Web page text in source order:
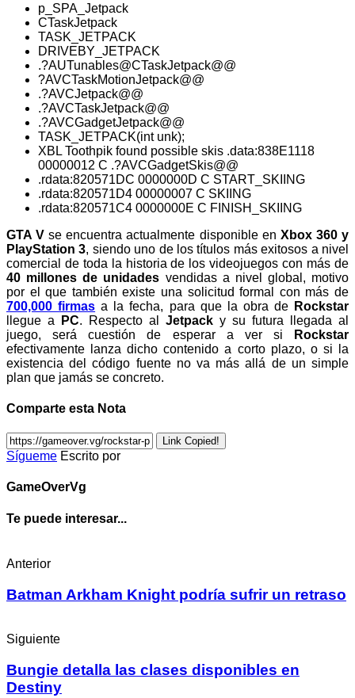
p_SPA_Jetpack
CTaskJetpack
TASK_JETPACK
DRIVEBY_JETPACK
.?AUTunables@CTaskJetpack@@
?AVCTaskMotionJetpack@@
.?AVCJetpack@@
.?AVCTaskJetpack@@
.?AVCGadgetJetpack@@
TASK_JETPACK(int unk);
XBL Toothpik found possible skis .data:838E1118
00000012 C .?AVCGadgetSkis@@
.rdata:820571DC 0000000D C START_SKIING
.rdata:820571D4 00000007 C SKIING
.rdata:820571C4 0000000E C FINISH_SKIING
GTA V se encuentra actualmente disponible en Xbox 360 y
PlayStation 3, siendo uno de los títulos más exitosos a nivel
comercial de toda la historia de los videojuegos con más de
40 millones de unidades vendidas a nivel global, motivo
por el que también existe una solicitud formal con más de
700,000 firmas a la fecha, para que la obra de Rockstar
llegue a
PC. Respecto al Jetpack y su futura llegada al
juego, será cuestión de esperar a ver si
Rockstar
efectivamente lanza dicho contenido a corto plazo, o si la
existencia del código fuente no va más allá de un simple
plan que jamás se concreto.
Comparte esta Nota
Link Copied!
Sígueme Escrito por
GameOverVg
Te puede interesar...
Anterior
Batman Arkham Knight podría sufrir un retraso
Siguiente
Bungie detalla las clases disponibles en
Destiny